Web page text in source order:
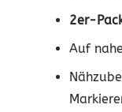
2er-
Auf